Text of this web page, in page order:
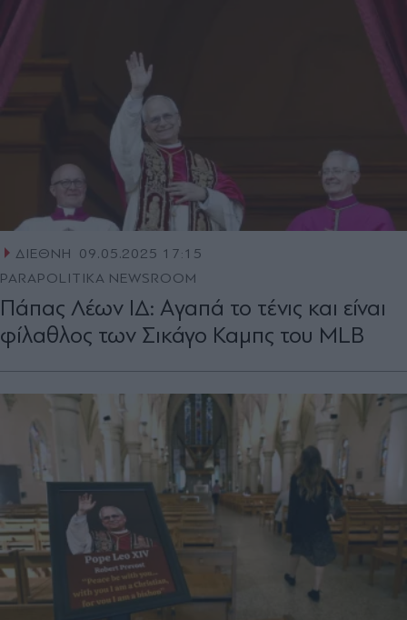
ΔΙΕΘΝΗ
09.05.2025 17:15
PARAPOLITIKA NEWSROOM
Πάπας Λέων ΙΔ: Aγαπά το τένις και είναι
φίλαθλος των Σικάγο Καμπς του ΜLB